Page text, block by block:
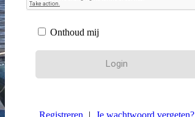
Onthoud mij
Registreren | Je wachtwoord vergeten?